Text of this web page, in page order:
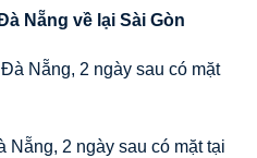
Nẵng về lại Sài Gòn
Nẵng, 2 ngày sau có mặt
2 ngày sau có mặt tại